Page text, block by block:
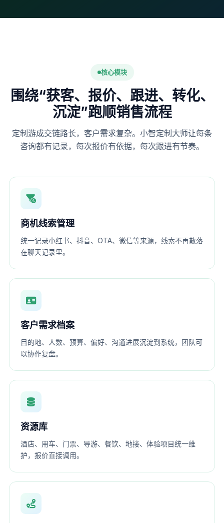
核心模块
围绕“获客、报价、跟进、转化、
沉淀”跑顺销售流程
定制游成交链路长，客户需求复杂。小智定制大师让每条
咨询都有记录，每次报价有依据，每次跟进有节奏。
商机线索管理
统一记录小红书、抖音、OTA、微信等来源，线索不再散落
在聊天记录里。
客户需求档案
目的地、人数、预算、偏好、沟通进展沉淀到系统，团队可
以协作复盘。
资源库
酒店、用车、门票、导游、餐饮、地接、体验项目统一维
护，报价直接调用。